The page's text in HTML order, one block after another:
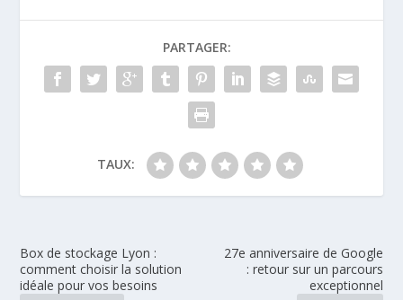
PARTAGER:
TAUX:
Box de stockage Lyon :
comment choisir la solution
idéale pour vos besoins
27e anniversaire de Google
: retour sur un parcours
exceptionnel